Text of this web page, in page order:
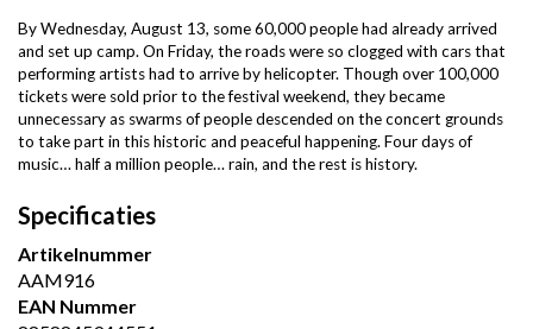
By Wednesday, August 13, some 60,000 people had already arrived
and set up camp. On Friday, the roads were so clogged with cars that
performing artists had to arrive by helicopter. Though over 100,000
tickets were sold prior to the festival weekend, they became
unnecessary as swarms of people descended on the concert grounds
to take part in this historic and peaceful happening. Four days of
music… half a million people… rain, and the rest is history.
Specificaties
Artikelnummer
AAM916
EAN Nummer